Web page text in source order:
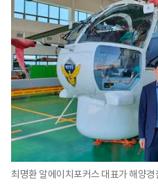
최명환 알에이치포커스 대표가 해양